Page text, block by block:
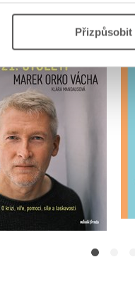
Přizpůsobit
Dobro a zlo 21. století
Klára Mandausová
,
Marek Vácha
Do košíku
399 Kč
319 Kč